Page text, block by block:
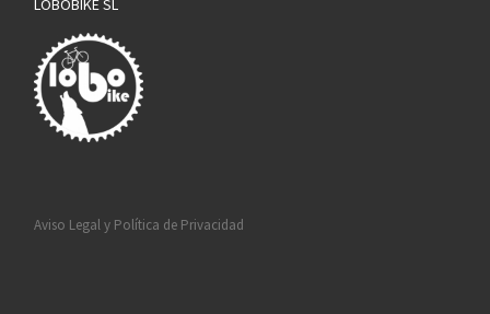
LOBOBIKE SL
Aviso Legal y Política de Privacidad